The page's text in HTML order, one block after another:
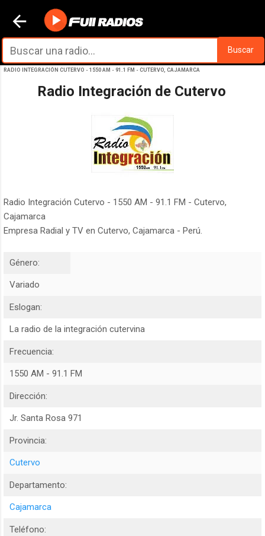
Ir al contenido principal
Buscar
RADIO INTEGRACIÓN CUTERVO - 1550 AM - 91.1 FM - CUTERVO, CAJAMARCA
Radio Integración de Cutervo
Radio Integración Cutervo - 1550 AM - 91.1 FM - Cutervo,
Cajamarca
Empresa Radial y TV en Cutervo, Cajamarca - Perú.
Género:
Variado
Eslogan:
La radio de la integración cutervina
Frecuencia:
1550 AM - 91.1 FM
Dirección:
Jr. Santa Rosa 971
Provincia:
Cutervo
Departamento:
Cajamarca
Teléfono: